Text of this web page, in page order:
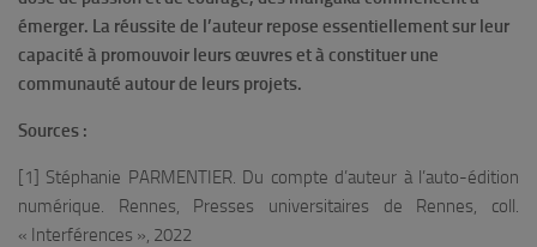
émerger. La réussite de l’auteur repose essentiellement sur leur
capacité à promouvoir leurs œuvres et à constituer une
communauté autour de leurs projets.
Sources :
[1] Stéphanie PARMENTIER. Du compte d’auteur à l’auto-édition
numérique. Rennes, Presses universitaires de Rennes, coll.
« Interférences », 2022